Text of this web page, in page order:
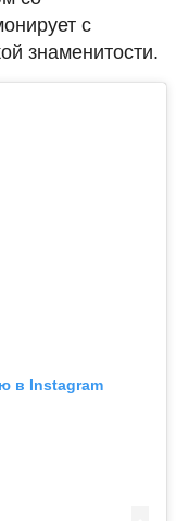
с
знаменитости.
в Instagram